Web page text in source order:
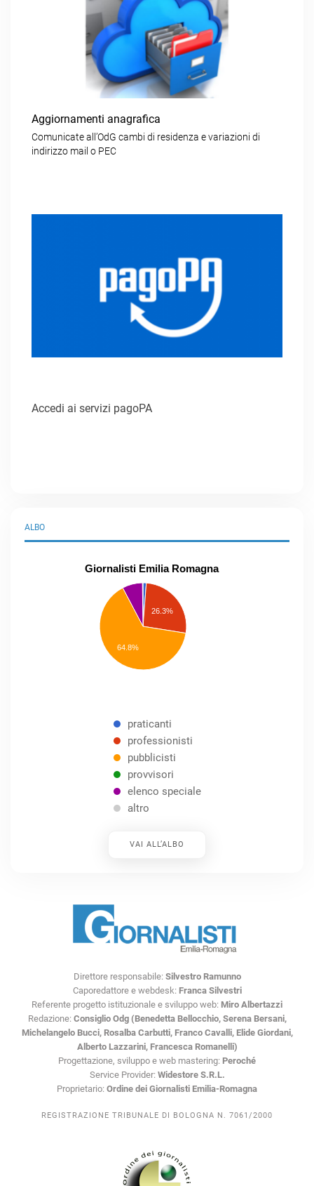
Aggiornamenti anagrafica
Comunicate all’OdG cambi di residenza e variazioni di
indirizzo mail o PEC
Accedi ai servizi pagoPA
ALBO
Giornalisti Emilia Romagna
26.3%
64.8%
praticanti
professionisti
pubblicisti
provvisori
elenco speciale
altro
VAI ALL’ALBO
Direttore responsabile: Silvestro Ramunno
Caporedattore e webdesk: Franca Silvestri
Referente progetto istituzionale e sviluppo web: Miro Albertazzi
Redazione: Consiglio Odg (Benedetta Bellocchio, Serena Bersani,
Michelangelo Bucci, Rosalba Carbutti, Franco Cavalli, Elide Giordani,
Alberto Lazzarini, Francesca Romanelli)
Progettazione, sviluppo e web mastering: Peroché
Service Provider: Widestore S.R.L.
Proprietario: Ordine dei Giornalisti Emilia-Romagna
REGISTRAZIONE TRIBUNALE DI BOLOGNA N. 7061/2000